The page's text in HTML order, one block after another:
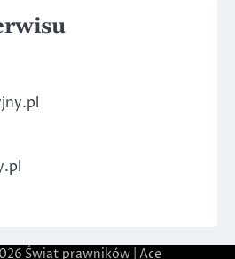
Świat prawników| Ace